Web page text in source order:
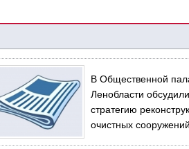
В Общественной
Ленобласти обсудили
стратегию
очистных сооружений